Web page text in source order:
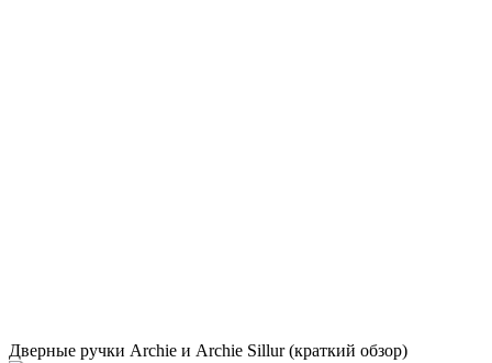
Дверные ручки Archie и Archie Sillur (краткий обзор)